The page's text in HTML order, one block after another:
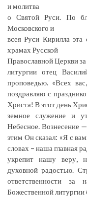
и молитва
о Святой Руси. По
Московского и
всея Руси Кирилла эта
храмах Русской
Православной Церкви
литургии отец
проповедью. «Всех
поздравляю с
Христа! В этот день
земное служение и
Небесное. Вознесение
этим Он сказал: «Я с
словах – наша главная
укрепит нашу веру,
духовной радостью.
ответственности
Божественной